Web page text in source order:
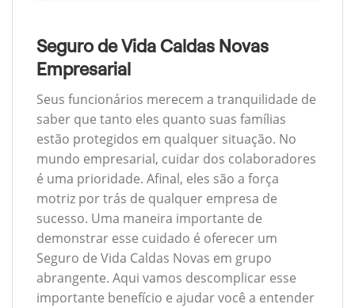
Seguro de Vida Caldas Novas
Empresarial
Seus funcionários merecem a tranquilidade de
saber que tanto eles quanto suas famílias
estão protegidos em qualquer situação. No
mundo empresarial, cuidar dos colaboradores
é uma prioridade. Afinal, eles são a força
motriz por trás de qualquer empresa de
sucesso. Uma maneira importante de
demonstrar esse cuidado é oferecer um
Seguro de Vida Caldas Novas em grupo
abrangente. Aqui vamos descomplicar esse
importante benefício e ajudar você a entender